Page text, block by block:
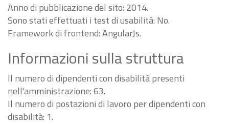
Anno di pubblicazione del sito: 2014.
Sono stati effettuati i test di usabilità: No.
Framework di frontend: AngularJs.
Informazioni sulla struttura
Il numero di dipendenti con disabilità presenti
nell'amministrazione: 63.
Il numero di postazioni di lavoro per dipendenti con
disabilità: 1.